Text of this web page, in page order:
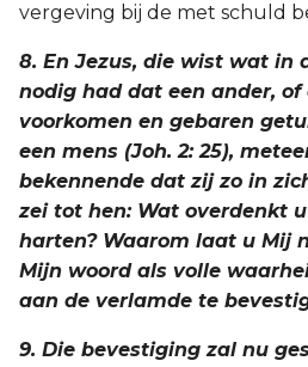
vergeving bij de met schuld
8. En Jezus, die wist wat in
nodig had dat een ander, of
voorkomen en gebaren
een mens (Joh. 2: 25),
bekennende dat zij zo in
zei tot hen: Wat overdenkt
harten? Waarom laat u Mij
Mijn woord als volle
aan de verlamde te
9. Die bevestiging zal nu